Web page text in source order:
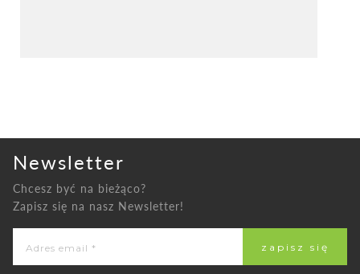
Newsletter
Chcesz być na bieżąco?
Zapisz się na nasz Newsletter!